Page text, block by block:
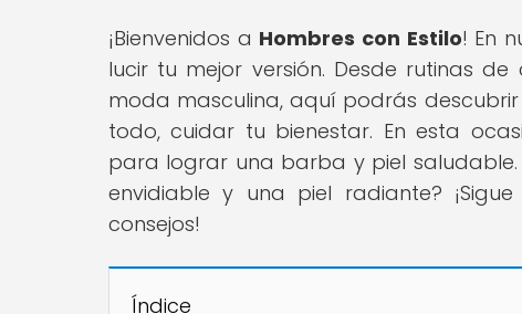
¡Bienvenidos a Hombres con Estilo! En
lucir tu mejor versión. Desde rutinas
moda masculina, aquí podrás
todo, cuidar tu bienestar. En esta
para lograr una barba y piel
envidiable y una piel radiante?
consejos!
Índice